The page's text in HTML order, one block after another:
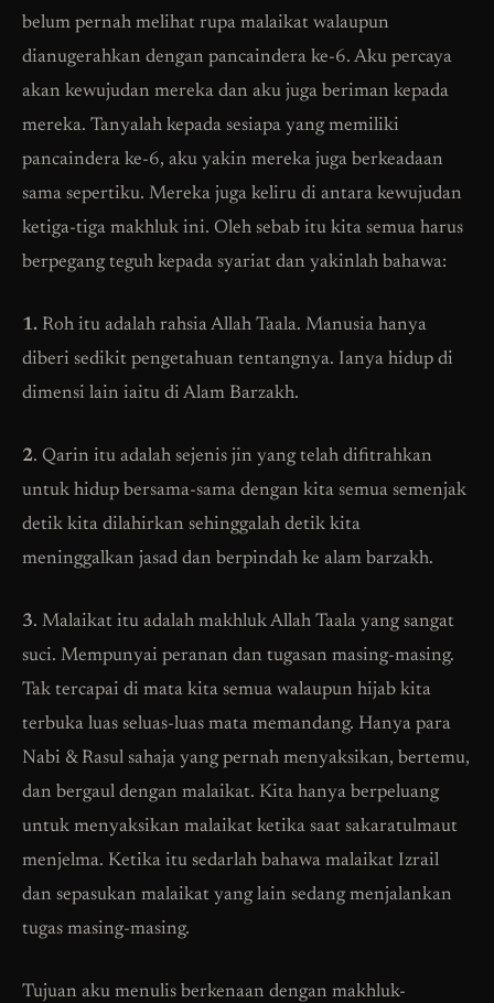
belum pernah melihat rupa malaikat walaupun
dianugerahkan dengan pancaindera ke-6. Aku percaya
akan kewujudan mereka dan aku juga beriman kepada
mereka. Tanyalah kepada sesiapa yang memiliki
pancaindera ke-6, aku yakin mereka juga berkeadaan
sama sepertiku. Mereka juga keliru di antara kewujudan
ketiga-tiga makhluk ini. Oleh sebab itu kita semua harus
berpegang teguh kepada syariat dan yakinlah bahawa:
1. Roh itu adalah rahsia Allah Taala. Manusia hanya
diberi sedikit pengetahuan tentangnya. Ianya hidup di
dimensi lain iaitu di Alam Barzakh.
2. Qarin itu adalah sejenis jin yang telah difitrahkan
untuk hidup bersama-sama dengan kita semua semenjak
detik kita dilahirkan sehinggalah detik kita
meninggalkan jasad dan berpindah ke alam barzakh.
3. Malaikat itu adalah makhluk Allah Taala yang sangat
suci. Mempunyai peranan dan tugasan masing-masing.
Tak tercapai di mata kita semua walaupun hijab kita
terbuka luas seluas-luas mata memandang. Hanya para
Nabi & Rasul sahaja yang pernah menyaksikan, bertemu,
dan bergaul dengan malaikat. Kita hanya berpeluang
untuk menyaksikan malaikat ketika saat sakaratulmaut
menjelma. Ketika itu sedarlah bahawa malaikat Izrail
dan sepasukan malaikat yang lain sedang menjalankan
tugas masing-masing.
Tujuan aku menulis berkenaan dengan makhluk-